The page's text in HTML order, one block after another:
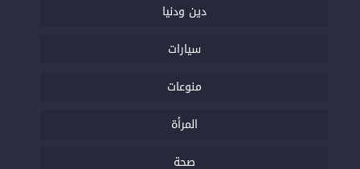
دين ودنيا
سيارات
منوعات
المرأة
صحة